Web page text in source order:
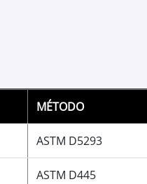
PLUS-4™
Óleo para
Maior vida útil e
sistema;